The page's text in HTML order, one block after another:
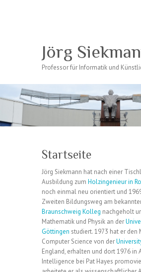
Jörg
Professor für Informatik und
Startseite
Jörg Siekmann hat nach einer
Ausbildung zum Holzingenieur in
noch einmal neu orientiert und
Zweiten Bildungsweg am
Braunschweig Kolleg nachgeholt
Mathematik und Physik an der
Göttingen studiert. 1973 hat er den
Computer Science von der
England, erhalten und dort 1976 in
Intelligence bei Pat Hayes